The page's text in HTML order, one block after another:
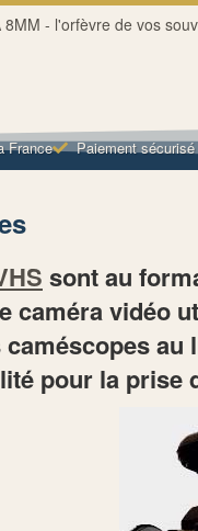
France Paiement
sont au
caméra vidéo
au
pour la prise